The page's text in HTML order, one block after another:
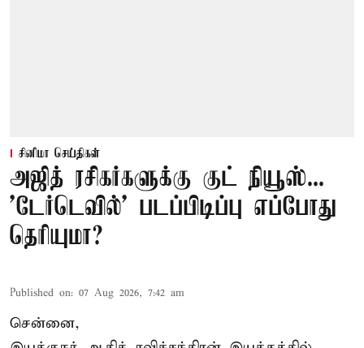
சினிமா செய்திகள்
அஜித் ரசிகர்களுக்கு குட் நியூஸ்...
'டேர்டெவில்' படப்பிடிப்பு எப்போது
தெரியுமா?
Published on: 07 Aug 2026, 7:42 am
சென்னை,